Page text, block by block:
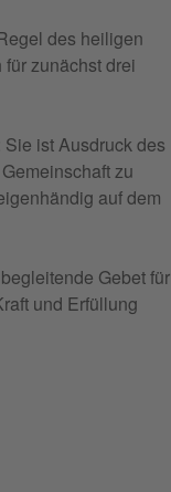
des hei­li­gen
zunä­ch­st drei
ist Ausdruck des
zu
auf dem
Gebet für
und Erfül­lung